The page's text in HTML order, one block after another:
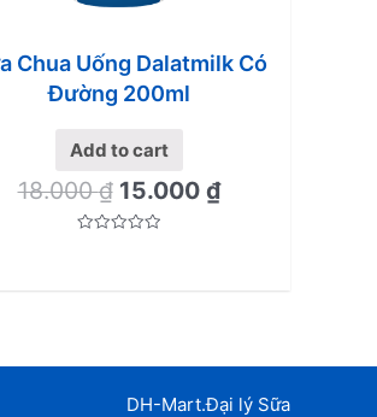
Chua Uống Dalatmilk Có
Đường 200ml
Add to cart
18.000₫ 15.000 ₫
DH-Mart.Đại lý Sữa